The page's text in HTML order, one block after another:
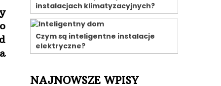
instalacjach klimatyzacyjnych?
Czym są inteligentne instalacje
elektryczne?
NAJNOWSZE WPISY